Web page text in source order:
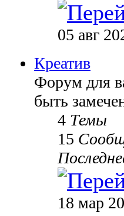
05 авг
Креатив
Форум для
быть
4 Темы
15
18 мар